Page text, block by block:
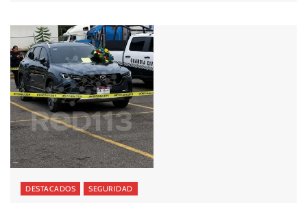
DESTACADOS SEGURIDAD